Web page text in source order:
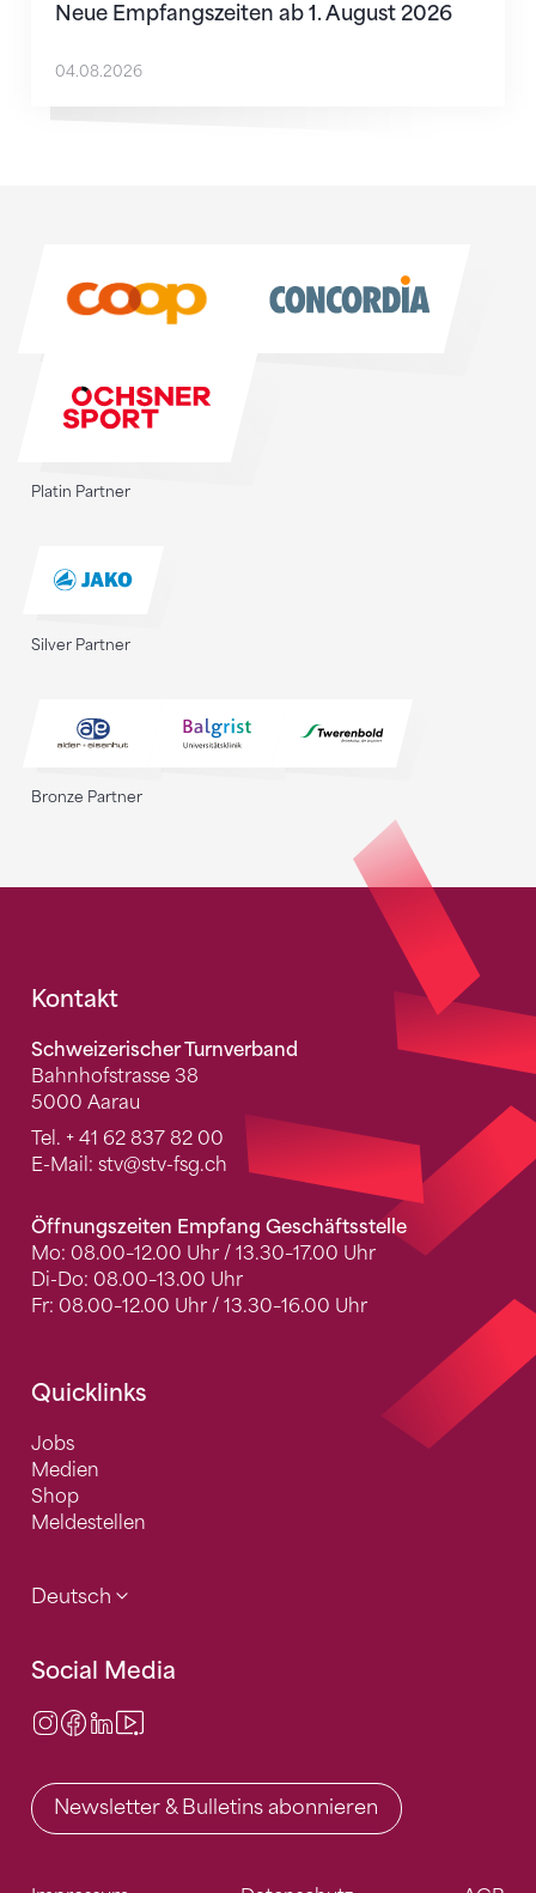
Neue Empfangszeiten ab 1. August 2026
04.08.2026
Platin Partner
Silver Partner
Bronze Partner
Fusszeile
Kontakt
Schweizerischer Turnverband
Bahnhofstrasse 38
5000 Aarau
Tel. + 41 62 837 82 00
E-Mail: stv@stv-fsg.ch
Öffnungszeiten Empfang Geschäftsstelle
Mo: 08.00–12.00 Uhr / 13.30–17.00 Uhr
Di-Do: 08.00–13.00 Uhr
Fr: 08.00–12.00 Uhr / 13.30–16.00 Uhr
Quicklinks
Jobs
Medien
Shop
Meldestellen
Deutsch
Social Media
Instagram
Facebook
LinkedIn
Newsletter & Bulletins abonnieren